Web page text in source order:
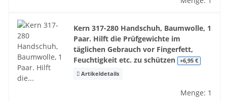
Kern 317-280 Handschuh, Baumwolle, 1
Paar. Hilft die Prüfgewichte im
täglichen Gebrauch vor Fingerfett,
Feuchtigkeit etc. zu schützen
+6,95 €
Artikeldetails
Menge: 1